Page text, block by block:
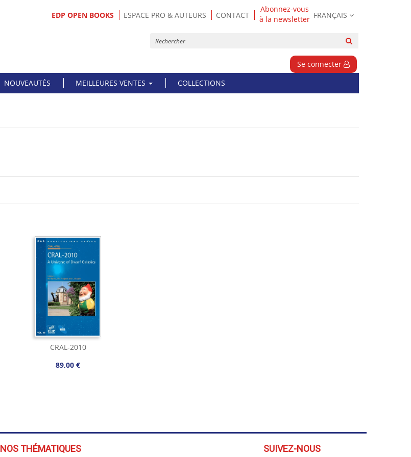
EDP OPEN BOOKS ESPACE PRO & AUTEURS CONTACT
Abonnez-vous
à la newsletter FRANÇAIS
Se connecter
NOUVEAUTÉS MEILLEURES VENTES COLLECTIONS
CRAL-2010
89,00 €
NOS THÉMATIQUES SUIVEZ-NOUS